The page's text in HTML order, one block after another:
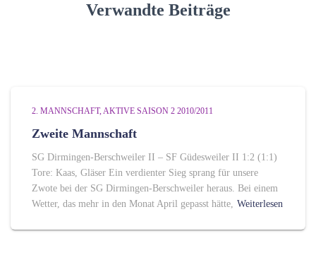
Verwandte Beiträge
2. MANNSCHAFT AKTIVE SAISON 2 2010/2011
Zweite Mannschaft
SG Dirmingen-Berschweiler II – SF Güdesweiler II 1:2 (1:1)
Tore: Kaas, Gläser Ein verdienter Sieg sprang für unsere
Zwote bei der SG Dirmingen-Berschweiler heraus. Bei einem
Wetter, das mehr in den Monat April gepasst hätte, Weiterlesen